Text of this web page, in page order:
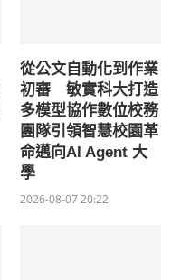
從公文自動化到作業
初審 敏實科大打造
多模型協作數位校務
團隊引領智慧校園革
命邁向AI Agent 大
學
2026-08-07 20:22